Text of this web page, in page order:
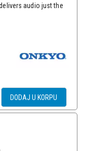
audio just the
DODAJ U KORPU